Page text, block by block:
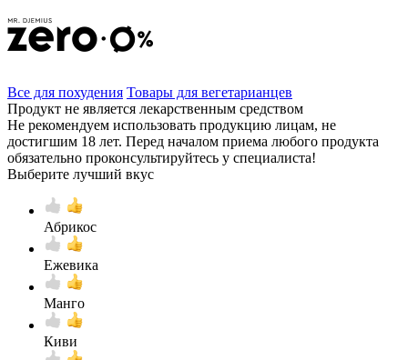
Все для похудения Товары для вегетарианцев
Продукт не является лекарственным средством
Не рекомендуем использовать продукцию лицам, не
достигшим 18 лет. Перед началом приема любого продукта
обязательно проконсультируйтесь у специалиста!
Выберите лучший вкус
Абрикос
Ежевика
Манго
Киви